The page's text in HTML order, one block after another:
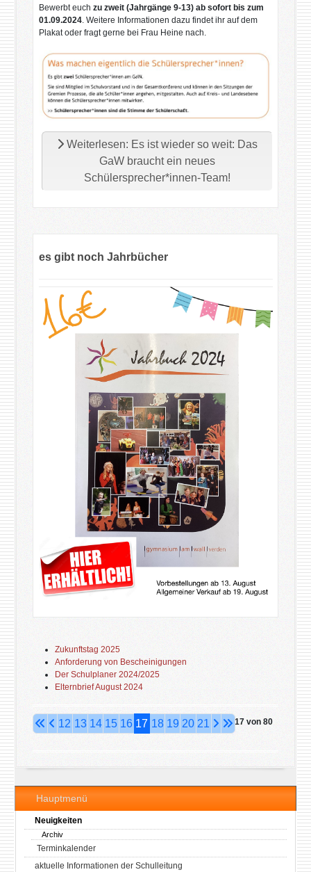
Hauptmenü
Neuigkeiten
Archiv
Terminkalender
aktuelle Informationen der Schulleitung
Bewerbt euch zu zweit (Jahrgänge 9-13) ab sofort bis zum
01.09.2024. Weitere Informationen dazu findet ihr auf dem
Plakat oder fragt gerne bei Frau Heine nach.
Weiterlesen: Es ist wieder so weit: Das
GaW braucht ein neues
Schülersprecher*innen-Team!
es gibt noch Jahrbücher
Zukunftstag 2025
Anforderung von Bescheinigungen
Der Schulplaner 2024/2025
Elternbrief August 2024
Seite 17 von 80
12 13 14 15 16 17 18 19 20 21